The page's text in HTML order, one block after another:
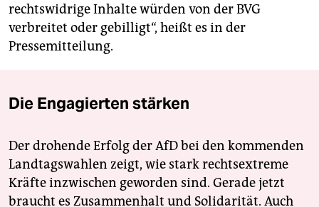
rechtswidrige Inhalte würden von der BVG
verbreitet oder gebilligt“, heißt es in der
Pressemitteilung.
Die Engagierten stärken
Der drohende Erfolg der AfD bei den kommenden
Landtagswahlen zeigt, wie stark rechtsextreme
Kräfte inzwischen geworden sind. Gerade jetzt
braucht es Zusammenhalt und Solidarität. Auch